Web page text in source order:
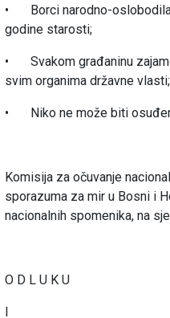
•
Borci narodno-
godine starosti;
•
Svakom građaninu
svim organima državne vlasti;
• Niko ne može biti
Komisija za očuvanje
sporazuma za mir u Bosni i
nacionalnih spomenika, na
O D L U K U
I